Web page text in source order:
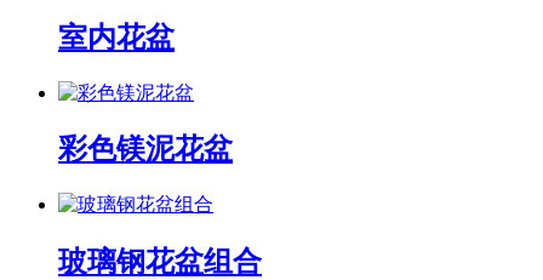
室内花盆
彩色镁泥花盆
玻璃钢花盆组合